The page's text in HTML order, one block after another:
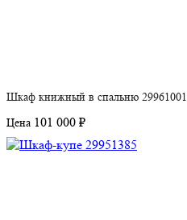
Шкаф книжный в спальню 29961001
Цена 101 000 ₽